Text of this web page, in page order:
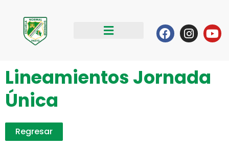
contenido
Facebook
Lineamientos Jornada
Única
Regresar